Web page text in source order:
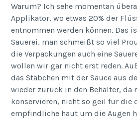
Warum? Ich sehe momentan
Applikator, wo etwas 20% der
entnommen werden können. Das
Sauerei, man schmeißt so viel
die Verpackungen auch eine
wollen wir gar nicht erst reden.
das Stäbchen mit der Sauce aus
wieder zurück in den Behälter, da
konservieren, nicht so geil für die
empfindliche haut um die Augen